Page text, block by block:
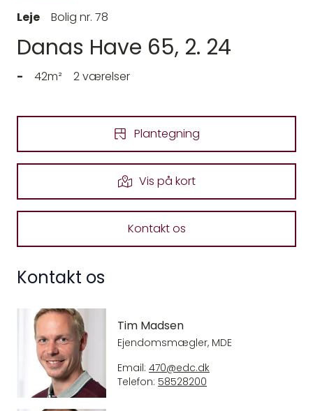
Leje Bolig nr. 78
Danas Have 65, 2. 24
- 42m² 2 værelser
Plantegning
Vis på kort
Kontakt os
Kontakt os
Tim Madsen
Ejendomsmægler, MDE
Email: 470@edc.dk
Telefon: 58528200